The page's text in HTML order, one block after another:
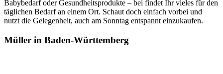
Babybedarf oder Gesundheitsprodukte – bei findet Ihr vieles für den
täglichen Bedarf an einem Ort. Schaut doch einfach vorbei und
nutzt die Gelegenheit, auch am Sonntag entspannt einzukaufen.
Müller in Baden-Württemberg